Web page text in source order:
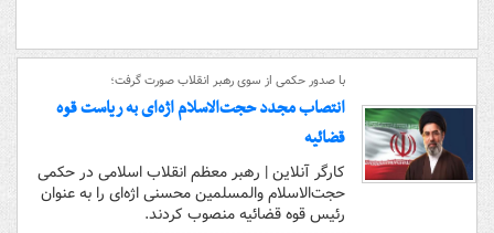
با صدور حکمی از سوی رهبر انقلاب صورت گرفت؛
انتصاب مجدد حجت‌الاسلام اژه‌ای به ریاست قوه‌
قضائیه
کارگر آنلاین | رهبر معظم انقلاب اسلامی در حکمی
حجت‌الاسلام والمسلمین محسنی اژه‌ای را به عنوان
رئیس قوه‌ قضائیه منصوب کردند.